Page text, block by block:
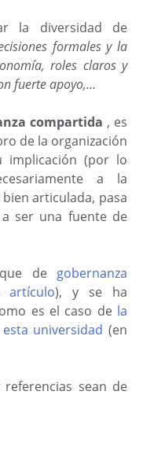
la diversidad de
formales y la
roles claros y
fuerte apoyo,…
compartida , es
de la organización
(por lo
a la
articulada, pasa
ser una fuente de
de gobernanza
artículo), y se ha
es el caso de la
universidad (en
sean de